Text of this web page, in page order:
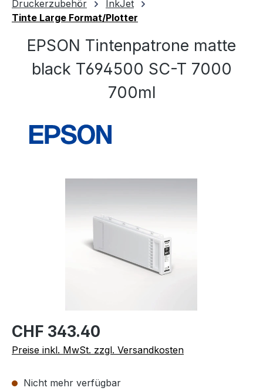
Druckerzubehör
InkJet
Tinte Large Format/Plotter
EPSON Tintenpatrone matte
black T694500 SC-T 7000
700ml
CHF 343.40
Preise inkl. MwSt. zzgl. Versandkosten
Nicht mehr verfügbar